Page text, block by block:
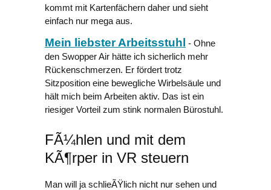
kommt mit Kartenfächern daher und sieht
einfach nur mega aus.
Mein liebster Arbeitsstuhl - Ohne
den Swopper Air hätte ich sicherlich mehr
Rückenschmerzen. Er fördert trotz
Sitzposition eine bewegliche Wirbelsäule und
hält mich beim Arbeiten aktiv. Das ist ein
riesiger Vorteil zum stink normalen Bürostuhl.
FÃ¼hlen und mit dem
KÃ¶rper in VR steuern
Man will ja schlieÃŸlich nicht nur sehen und